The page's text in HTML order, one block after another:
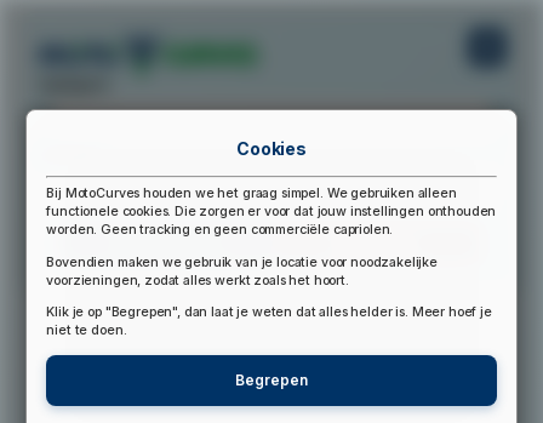
▲
Cookies
Bij MotoCurves houden we het graag simpel. We gebruiken alleen
functionele cookies. Die zorgen er voor dat jouw instellingen onthouden
worden. Geen tracking en geen commerciële capriolen.
Bovendien maken we gebruik van je locatie voor noodzakelijke
voorzieningen, zodat alles werkt zoals het hoort.
Klik je op "Begrepen", dan laat je weten dat alles helder is. Meer hoef je
niet te doen.
Begrepen